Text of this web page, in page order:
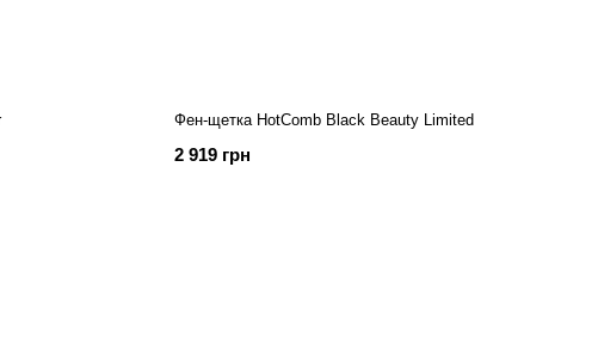
Фен-щетка HotComb Black Beauty Limited
2 919 грн